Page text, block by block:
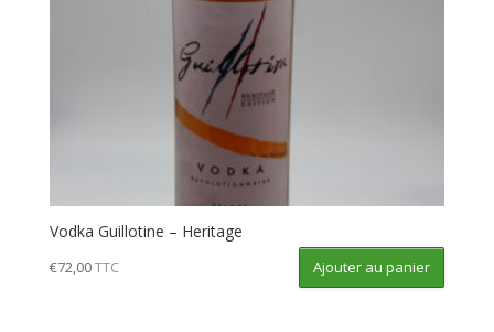
Vodka Guillotine – Heritage
€72,00TTC Ajouter au panier